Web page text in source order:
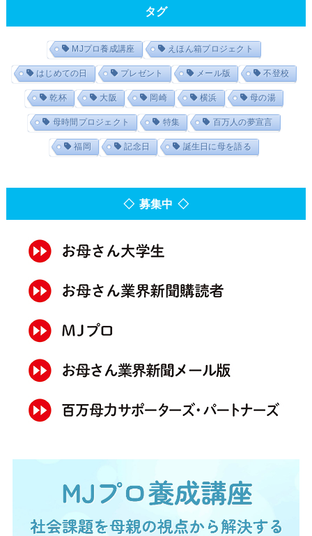
タグ
MJプロ養成講座 えほん箱プロジェクト
はじめての日 プレゼント メール版 不登校
乾杯 大阪 岡崎 横浜 母の湯
母時間プロジェクト 特集 百万人の夢宣言
福岡 記念日 誕生日に母を語る
◇ 募集中 ◇